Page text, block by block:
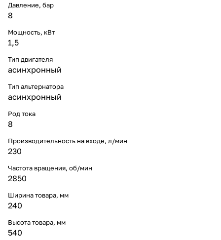
Давление, бар
8
Мощность, кВт
1,5
Тип двигателя
асинхронный
Тип альтернатора
асинхронный
Род тока
8
Производительность на входе, л/мин
230
Частота вращения, об/мин
2850
Ширина товара, мм
240
Высота товара, мм
540